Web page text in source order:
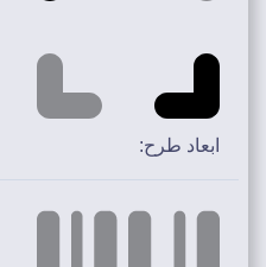
ابعاد طرح: